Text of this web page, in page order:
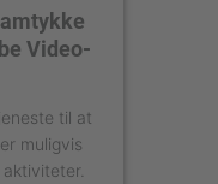
Video-
til at
muligvis